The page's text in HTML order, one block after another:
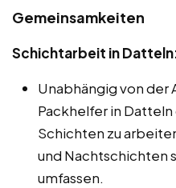
Gemeinsamkeiten
Schichtarbeit in
Unabhängig von der
Packhelfer in
Schichten zu
und Nachtschichten
umfassen.